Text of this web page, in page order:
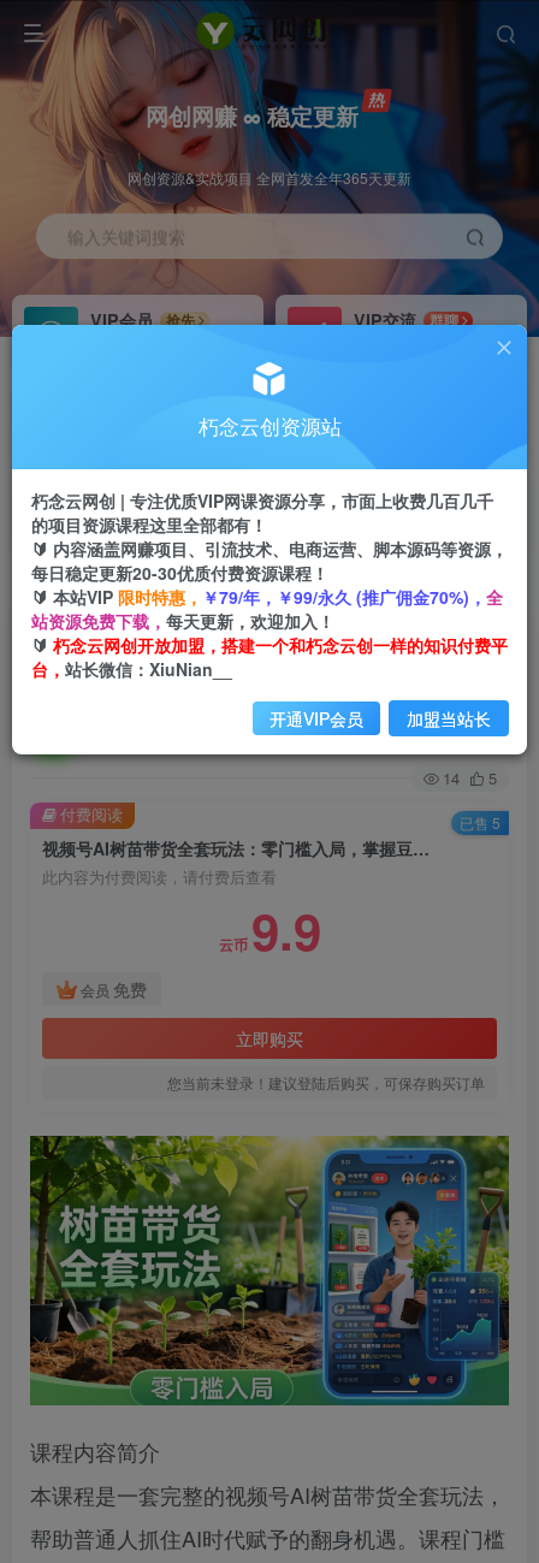
网创网赚 ∞ 稳定更新
网创资源&实战项目 全网首发全年365天更新
输入关键词搜索
VIP会员
抢先
VIP交流
群聊
研究探讨更多创业项目路子。
会员专属推广链接
四导航 导航
APP下载
GO
首页 创业课程 会员免费 正文
视频号AI树苗带货全套玩法：零门槛入局，掌握豆
包、千问等AI工具制作树苗视频的全套流程
关注 私信
14 5
视频号AI树苗带货全套玩法：零门槛入局，掌握豆包、千问等AI工具制作树苗视频的全套流程
此内容为付费阅读，请付费后查看
云币 9.9
会员 免费
立即购买
您当前未登录！建议登陆后购买，可保存购买订单
付费阅读 已售 5
课程内容简介
本课程是一套完整的视频号AI树苗带货全套玩法，
帮助普通人抓住AI时代赋予的翻身机遇。课程门槛
朽念云创资源站
朽念云网创 | 专注优质VIP网课资源分享，市面上收费几百几千
的项目资源课程这里全部都有！
🔰 内容涵盖网赚项目、引流技术、电商运营、脚本源码等资源，
每日稳定更新20-30优质付费资源课程！
🔰 本站VIP 限时特惠， ￥79/年，￥99/永久 (推广佣金70%)， 全
站资源免费下载， 每天更新，欢迎加入！
🔰 朽念云网创开放加盟，搭建一个和朽念云创一样的知识付费平
台， 站长微信：XiuNian__
开通VIP会员 加盟当站长